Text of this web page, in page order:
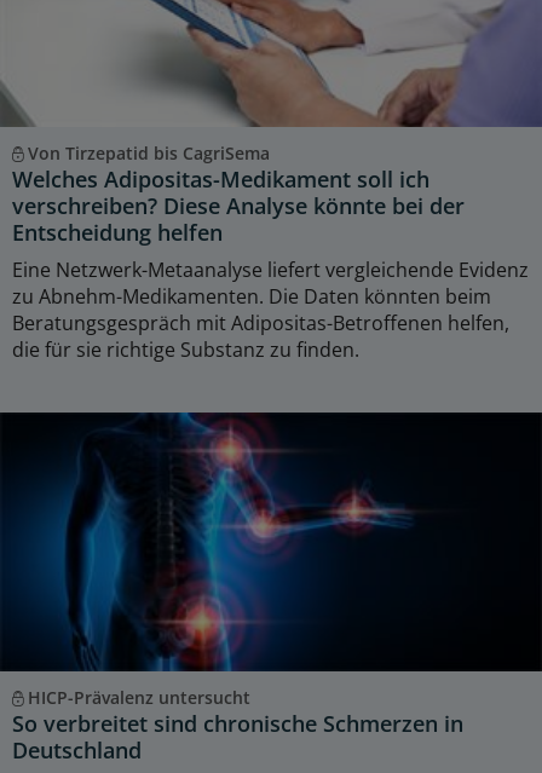
Von Tirzepatid bis CagriSema
Welches Adipositas-Medikament soll ich
verschreiben? Diese Analyse könnte bei der
Entscheidung helfen
Eine Netzwerk-Metaanalyse liefert vergleichende Evidenz
zu Abnehm-Medikamenten. Die Daten könnten beim
Beratungsgespräch mit Adipositas-Betroffenen helfen,
die für sie richtige Substanz zu finden.
HICP-Prävalenz untersucht
So verbreitet sind chronische Schmerzen in
Deutschland